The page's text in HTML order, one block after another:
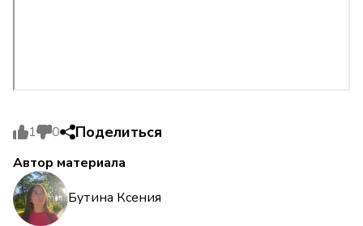
1 0 Поделиться
Автор материала
Бутина Ксения